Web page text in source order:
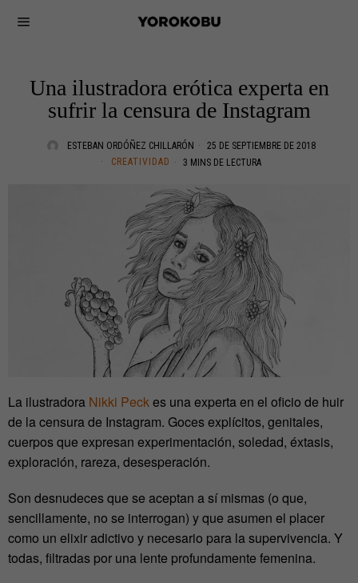
Una ilustradora erótica experta en
sufrir la censura de Instagram
ESTEBAN ORDÓÑEZ CHILLARÓN
25 DE SEPTIEMBRE DE 2018
CREATIVIDAD
3 MINS DE LECTURA
La ilustradora Nikki Peckes una experta en el oficio de huir
de la censura de Instagram. Goces explícitos, genitales,
cuerpos que expresan experimentación, soledad, éxtasis,
exploración, rareza, desesperación.
Son desnudeces que se aceptan a sí mismas (o que,
sencillamente, no se interrogan) y que asumen el placer
como un elixir adictivo y necesario para la supervivencia. Y
todas, filtradas por una lente profundamente femenina.